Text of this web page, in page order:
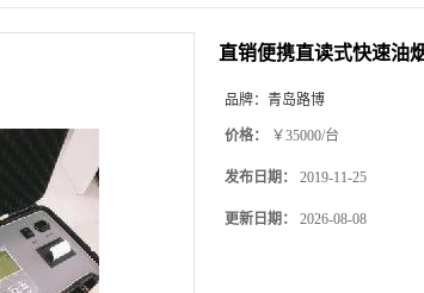
直销便携直读式快速油
品牌： 青岛路博
价格： ￥35000/台
发布日期： 2019-11-25
更新日期： 2026-08-08